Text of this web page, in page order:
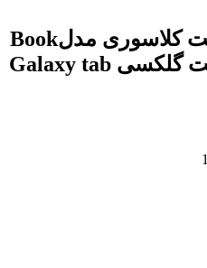
کیف تبلت کلاسوری مدلBook
coverمناسب برای تبلت گلکسی Galaxy tab